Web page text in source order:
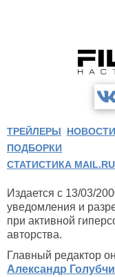
ТРЕЙЛЕРЫ НОВОСТИ
ПОДБОРКИ
СТАТИСТИКА MAIL.RU
Издается с 13/03/
уведомления и
при активной
авторства.
Главный редактор
Александр